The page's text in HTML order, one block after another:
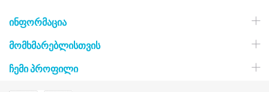
ᲘᲜᲤᲝᲠᲛᲐᲪᲘᲐ
ᲛᲝᲛᲮᲛᲐᲠᲔᲑᲚᲘᲡᲗᲕᲘᲡ
ᲩᲔᲛᲘ ᲞᲠᲝᲤᲘᲚᲘ